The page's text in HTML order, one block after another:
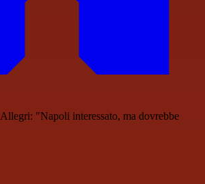
"Napoli interessato, ma dovrebbe